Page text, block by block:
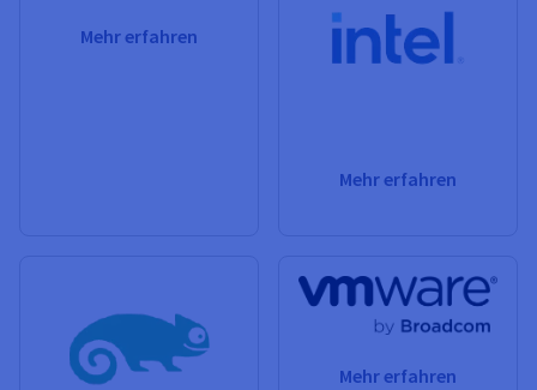
Mehr erfahren
Mehr erfahren
Mehr erfahren